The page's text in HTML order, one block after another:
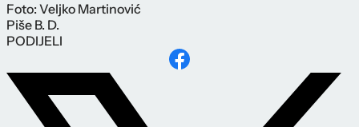
Foto: Veljko Martinović
Piše B. D.
PODIJELI